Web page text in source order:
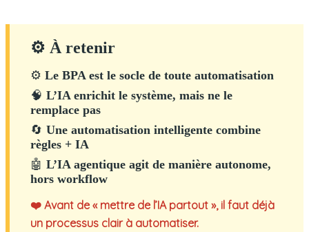
⚙ À retenir
⚙️ Le BPA est le socle de toute automatisation
🧠 L’IA enrichit le système, mais ne le
remplace pas
🔄 Une automatisation intelligente combine
règles + IA
🤖 L’IA agentique agit de manière autonome,
hors workflow
❤️ Avant de « mettre de l’IA partout », il faut déjà
un processus clair à automatiser.